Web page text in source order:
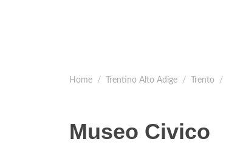
Home Trentino Alto Adige Trento
Museo Civico